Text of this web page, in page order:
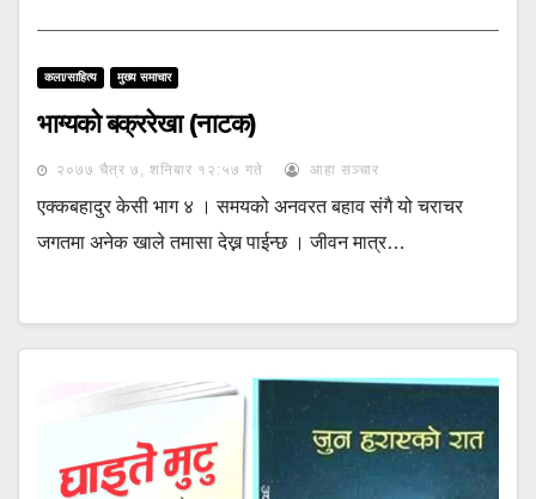
कला/साहित्य मुख्य समाचार
भाग्यको बक्ररेखा (नाटक)
२०७७ चैत्र ७, शनिबार १२:५७ गते आहा सञ्चार
एक्कबहादुर केसी भाग ४ । समयको अनवरत बहाव संगै यो चराचर
जगतमा अनेक खाले तमासा देख्न पाईन्छ । जीवन मात्र…